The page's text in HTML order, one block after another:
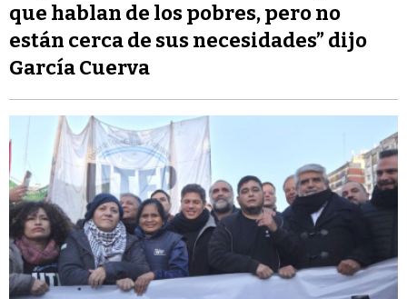
que hablan de los pobres, pero no
están cerca de sus necesidades” dijo
García Cuerva